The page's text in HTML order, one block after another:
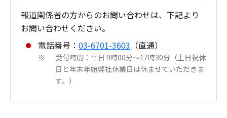
報道関係者の方からのお問い合わせは、下記より
お問い合わせください。
電話番号： 03-6701-3603 （直通）
※
受付時間：平日 9時00分～17時30分（土日祝休
日と年末年始弊社休業日は休ませていただきま
す。）